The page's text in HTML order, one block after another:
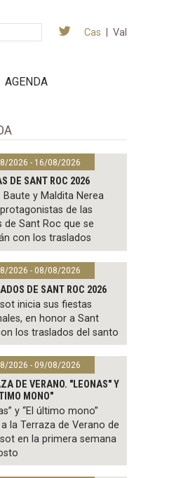
Cas Val
AGENDA
2026 - 16/08/2026
DE SANT ROC 2026
Baute y Maldita Nerea
de las
de Sant Roc que se
con los traslados
2026 - 08/08/2026
DE SANT ROC 2026
inicia sus fiestas
en honor a Sant
los traslados del santo
2026 - 09/08/2026
DE VERANO. "LEONAS" Y
MONO"
y “El último mono”
a la Terraza de Verano de
en la primera semana